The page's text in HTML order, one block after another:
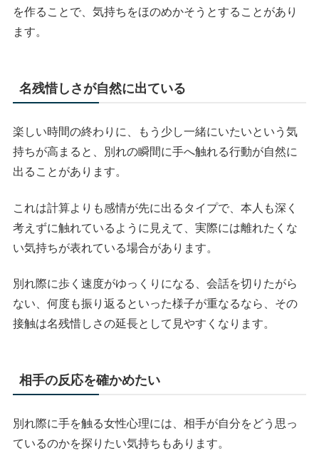
を作ることで、気持ちをほのめかそうとすることがあり
ます。
名残惜しさが自然に出ている
楽しい時間の終わりに、もう少し一緒にいたいという気
持ちが高まると、別れの瞬間に手へ触れる行動が自然に
出ることがあります。
これは計算よりも感情が先に出るタイプで、本人も深く
考えずに触れているように見えて、実際には離れたくな
い気持ちが表れている場合があります。
別れ際に歩く速度がゆっくりになる、会話を切りたがら
ない、何度も振り返るといった様子が重なるなら、その
接触は名残惜しさの延長として見やすくなります。
相手の反応を確かめたい
別れ際に手を触る女性心理には、相手が自分をどう思っ
ているのかを探りたい気持ちもあります。